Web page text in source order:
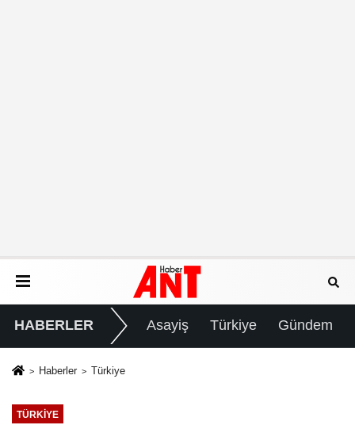
HABERLER Asayiş Türkiye Gündem
Haberler Türkiye
TÜRKIYE